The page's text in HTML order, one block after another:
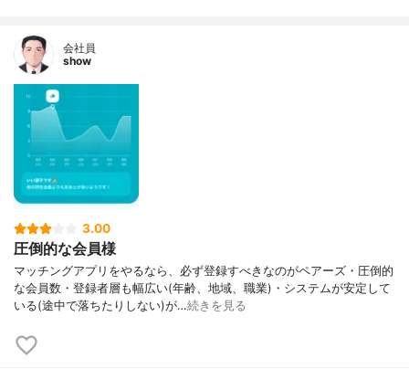
会社員
show
3.00
圧倒的な会員様
マッチングアプリをやるなら、必ず登録すべきなのがペアーズ・圧倒的
な会員数・登録者層も幅広い(年齢、地域、職業)・システムが安定して
いる(途中で落ちたりしない)が…続きを見る